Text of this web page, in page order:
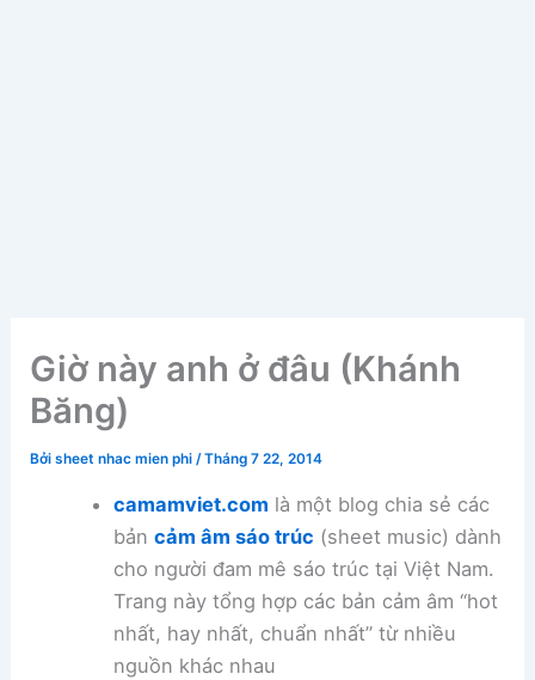
Giờ này anh ở đâu (Khánh
Băng)
Bởisheet nhac mien phi/Tháng 7 22, 2014
camamviet.com là một blog chia sẻ các
bản cảm âm sáo trúc (sheet music) dành
cho người đam mê sáo trúc tại Việt Nam.
Trang này tổng hợp các bản cảm âm “hot
nhất, hay nhất, chuẩn nhất” từ nhiều
nguồn khác nhau